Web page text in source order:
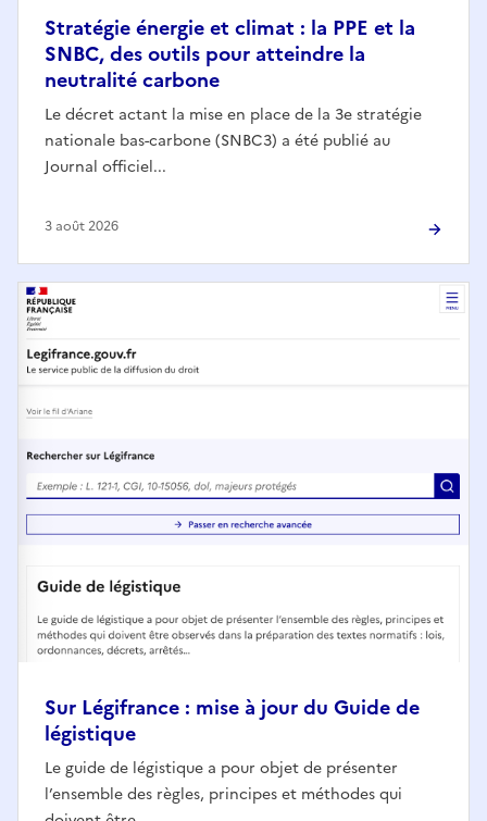
Stratégie énergie et climat : la PPE et la
SNBC, des outils pour atteindre la
neutralité carbone
Le décret actant la mise en place de la 3e stratégie
nationale bas-carbone (SNBC3) a été publié au
Journal officiel...
3 août 2026
Sur Légifrance : mise à jour du Guide de
légistique
Le guide de légistique a pour objet de présenter
l’ensemble des règles, principes et méthodes qui